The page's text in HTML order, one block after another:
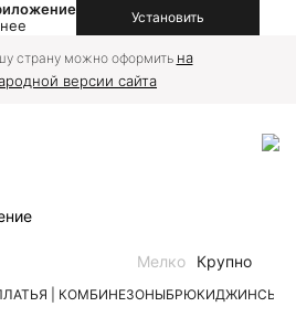
Установить
страну можно оформить на
версии сайта
| КОМБИНЕЗОНЫБРЮКИДЖИНСЫ
Мелко Крупно